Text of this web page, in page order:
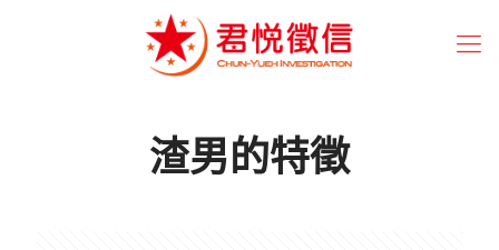
渣男的特徵